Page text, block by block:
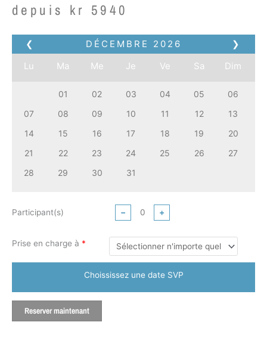
kr 5940
depuis
❮ ❯
DÉCEMBRE
2026
Lu
Ma Me Je Ve Sa Dim
01 02 03 04 05
06
07
08 09 10 11 12
13
14
15 16 17 18 19
20
21
22 23 24 25 26
27
28
29 30 31
Participant(s) − +
Prise en charge à *
Choississez une date SVP
Reserver maintenant